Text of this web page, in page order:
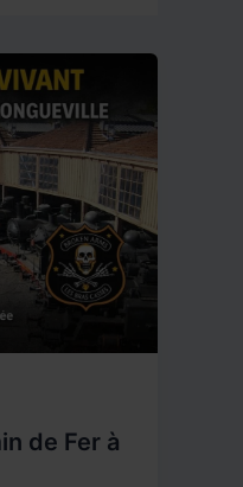
de Fer à